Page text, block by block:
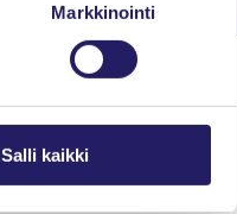
Markkinointi
Salli kaikki